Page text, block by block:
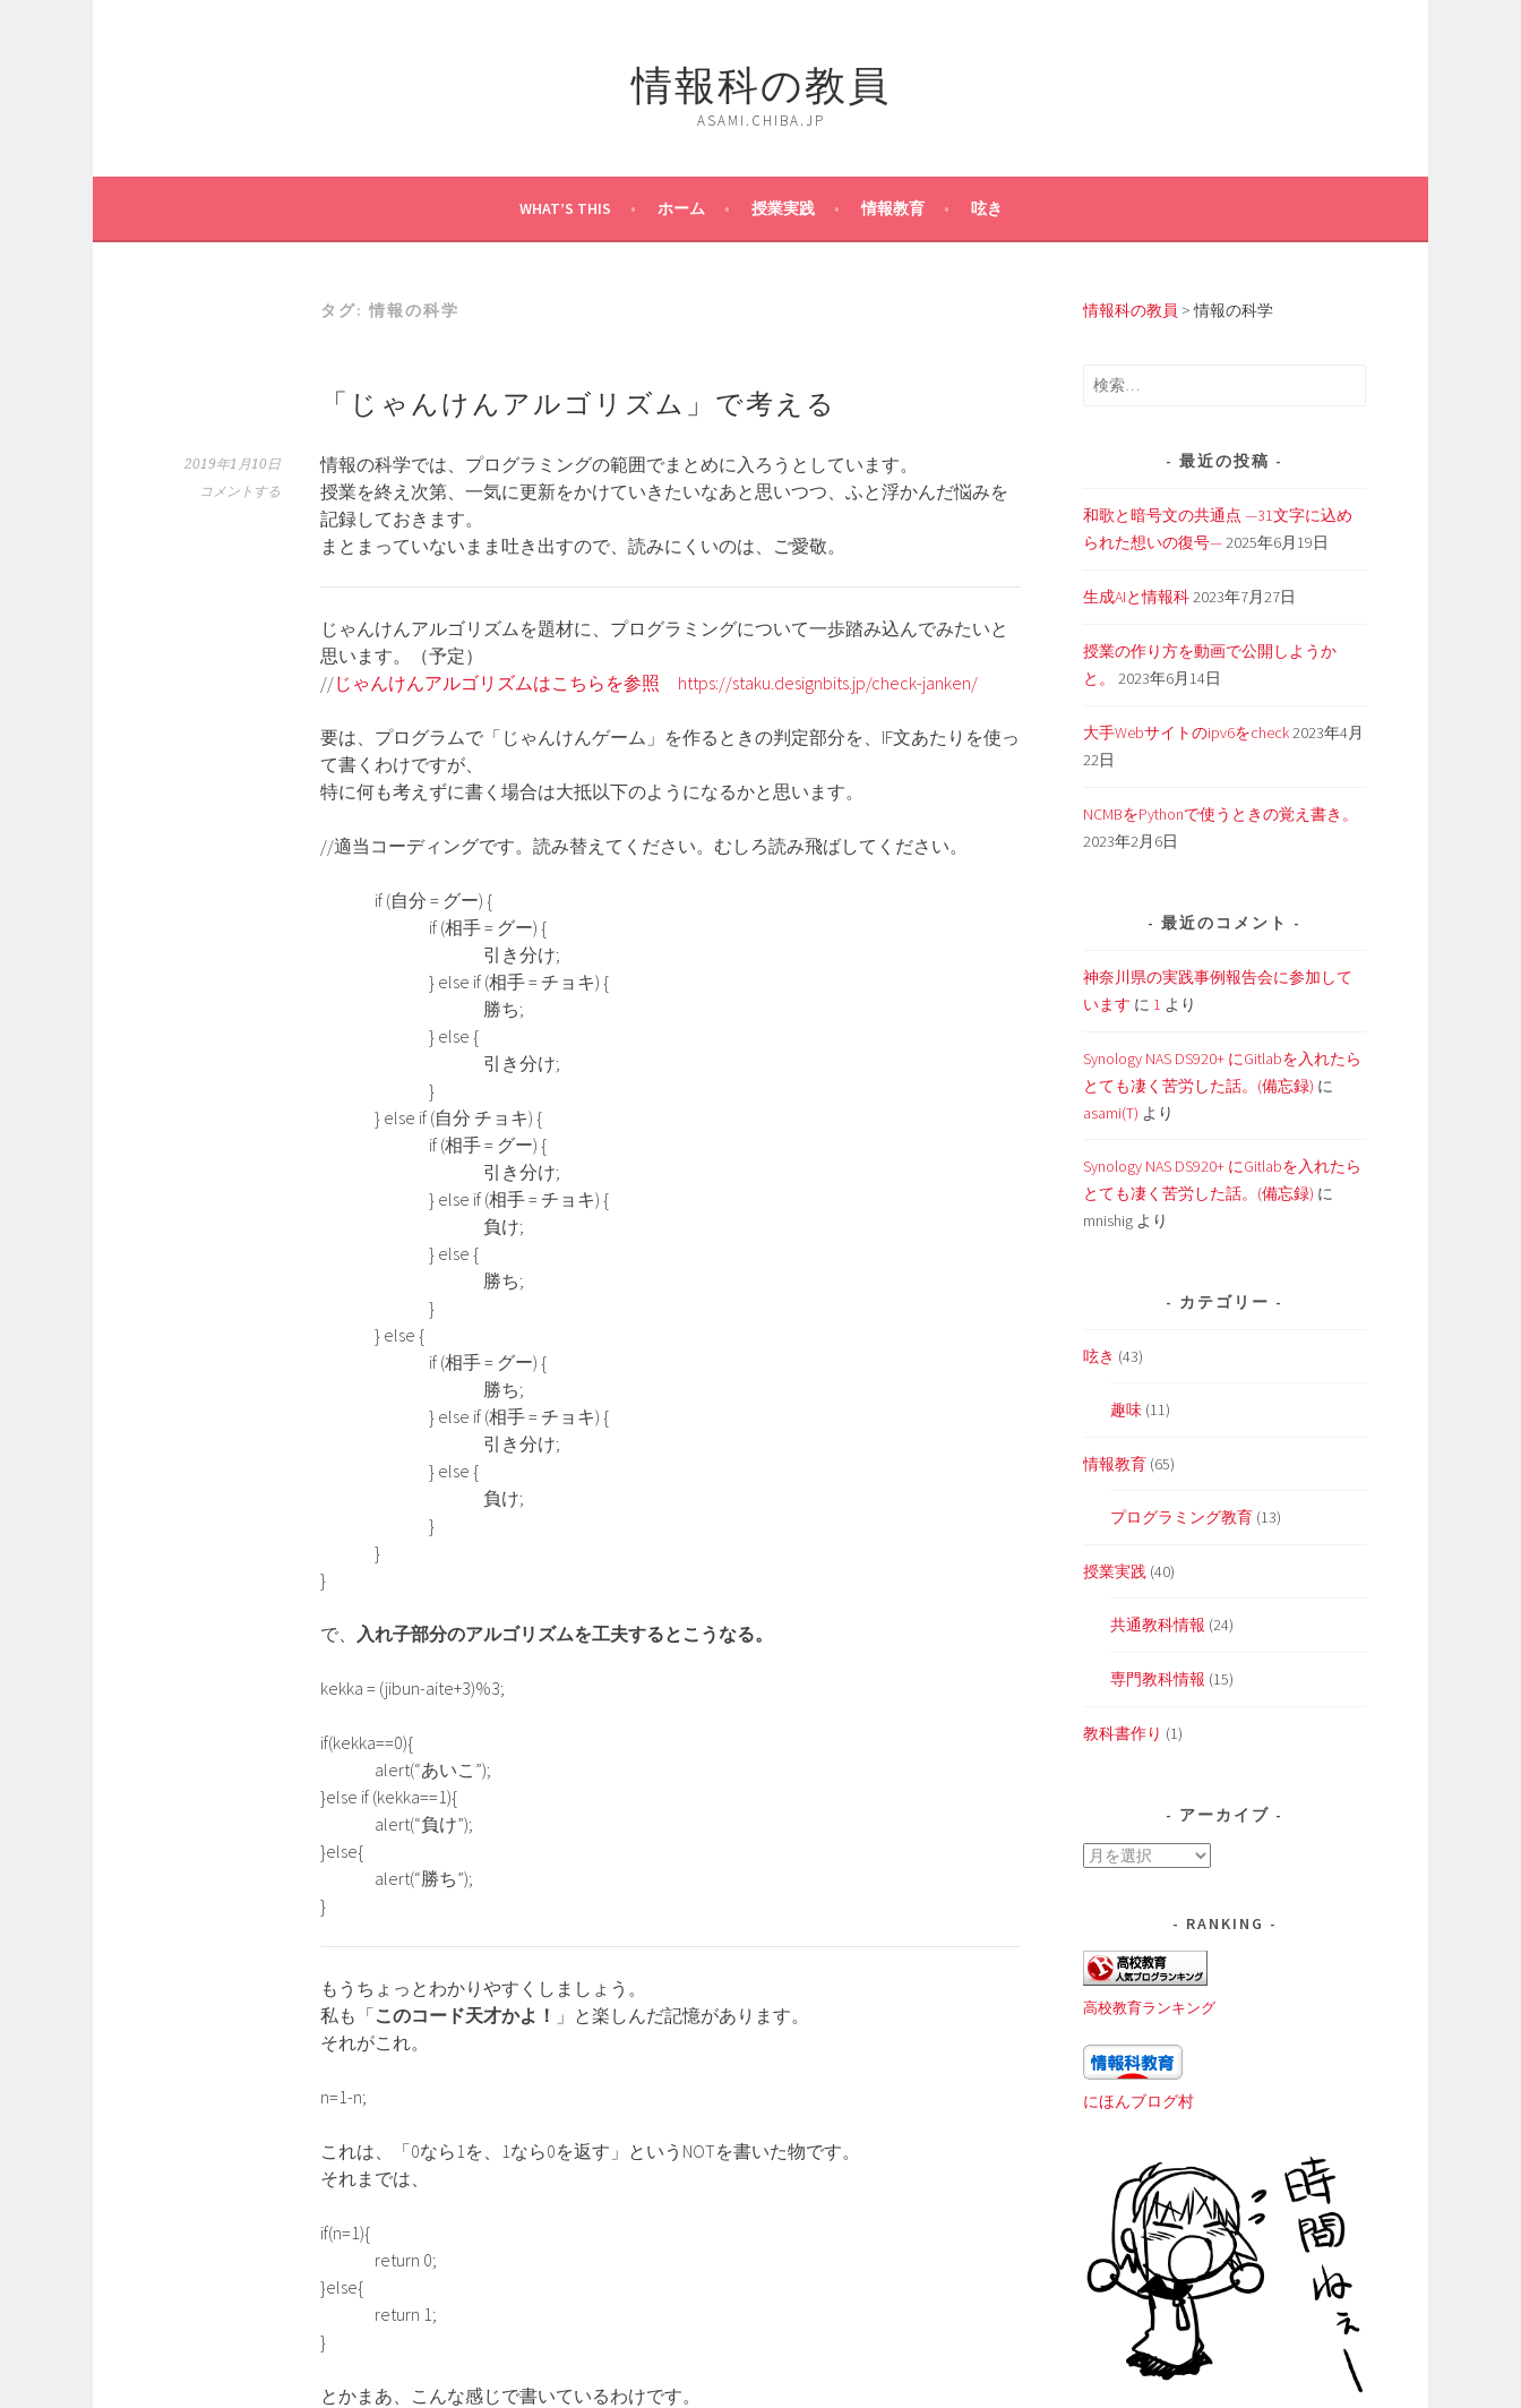
ス
情報科の教員
ASAMI.CHIBA.JP
WHAT’S THIS ホーム 授業実践 情報教育 呟き
タグ: 情報の科学
「じゃんけんアルゴリズム」で考える
2019年1月10日
コメントする
情報の科学では、プログラミングの範囲でまとめに入ろうとしています。
授業を終え次第、一気に更新をかけていきたいなあと思いつつ、ふと浮かんだ悩みを
記録しておきます。
まとまっていないまま吐き出すので、読みにくいのは、ご愛敬。
じゃんけんアルゴリズムを題材に、プログラミングについて一歩踏み込んでみたいと
思います。（予定）
//じゃんけんアルゴリズムはこちらを参照 https://staku.designbits.jp/check-janken/
要は、プログラムで「じゃんけんゲーム」を作るときの判定部分を、IF文あたりを使っ
て書くわけですが、
特に何も考えずに書く場合は大抵以下のようになるかと思います。
//適当コーディングです。読み替えてください。むしろ読み飛ばしてください。
if (自分 = グー) {
if (相手 = グー) {
引き分け;
} else if (相手 = チョキ) {
勝ち;
} else {
引き分け;
}
} else if (自分 チョキ) {
if (相手 = グー) {
引き分け;
} else if (相手 = チョキ) {
負け;
} else {
勝ち;
}
} else {
if (相手 = グー) {
勝ち;
} else if (相手 = チョキ) {
引き分け;
} else {
負け;
}
}
}
で、 入れ子部分のアルゴリズムを工夫するとこうなる。
kekka = (jibun-aite+3)%3;
if(kekka==0){
alert(“あいこ”);
}else if (kekka==1){
alert(“負け”);
}else{
alert(“勝ち”);
}
もうちょっとわかりやすくしましょう。
私も「このコード天才かよ！ 」と楽しんだ記憶があります。
それがこれ。
n=1-n;
これは、「0なら1を、1なら0を返す」というNOTを書いた物です。
それまでは、
if(n=1){
return 0;
}else{
return 1;
}
とかまあ、こんな感じで書いているわけです。
情報科の教員 >情報の科学
検
最近の投稿
和歌と暗号文の共通点 —31文字に込め
られた想いの復号—2025年6月19日
生成AIと情報科2023年7月27日
授業の作り方を動画で公開しようか
と。
2023年6月14日
大手Webサイトのipv6をcheck2023年4月
22日
NCMBをPythonで使うときの覚え書き。
2023年2月6日
最近のコメント
神奈川県の実践事例報告会に参加して
います に 1 より
Synology NAS DS920+ にGitlabを入れたら
とても凄く苦労した話。(備忘録) に
asami(T) より
Synology NAS DS920+ にGitlabを入れたら
とても凄く苦労した話。(備忘録) に
mnishig より
カテゴリー
呟き (43)
趣味 (11)
情報教育 (65)
プログラミング教育 (13)
授業実践 (40)
共通教科情報 (24)
専門教科情報 (15)
教科書作り (1)
アーカイブ
ア
ブ
RANKING
高校教育ランキング
にほんブログ村